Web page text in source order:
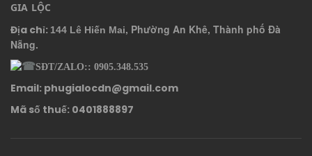
GIA LỘC
Địa chỉ: 144 Lê Hiến Mai, Phường An Khê, Thành phố Đà
Nẵng.
SĐT/ZALO:: 0905.348.535
Email: phugialocdn@gmail.com
Mã số thuế: 0401888897